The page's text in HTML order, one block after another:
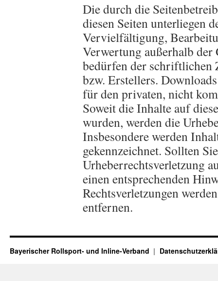
Die durch die
diesen Seiten unterliegen
Vervielfältigung,
Verwertung außerhalb der
bedürfen der schriftlichen
bzw. Erstellers.
für den privaten, nicht
Soweit die Inhalte auf
wurden, werden die
Insbesondere werden
gekennzeichnet. Sollten
Urheberrechtsverletzung
einen entsprechenden
Rechtsverletzungen
entfernen.
Bayerischer Rollsport- und Inline-Verband